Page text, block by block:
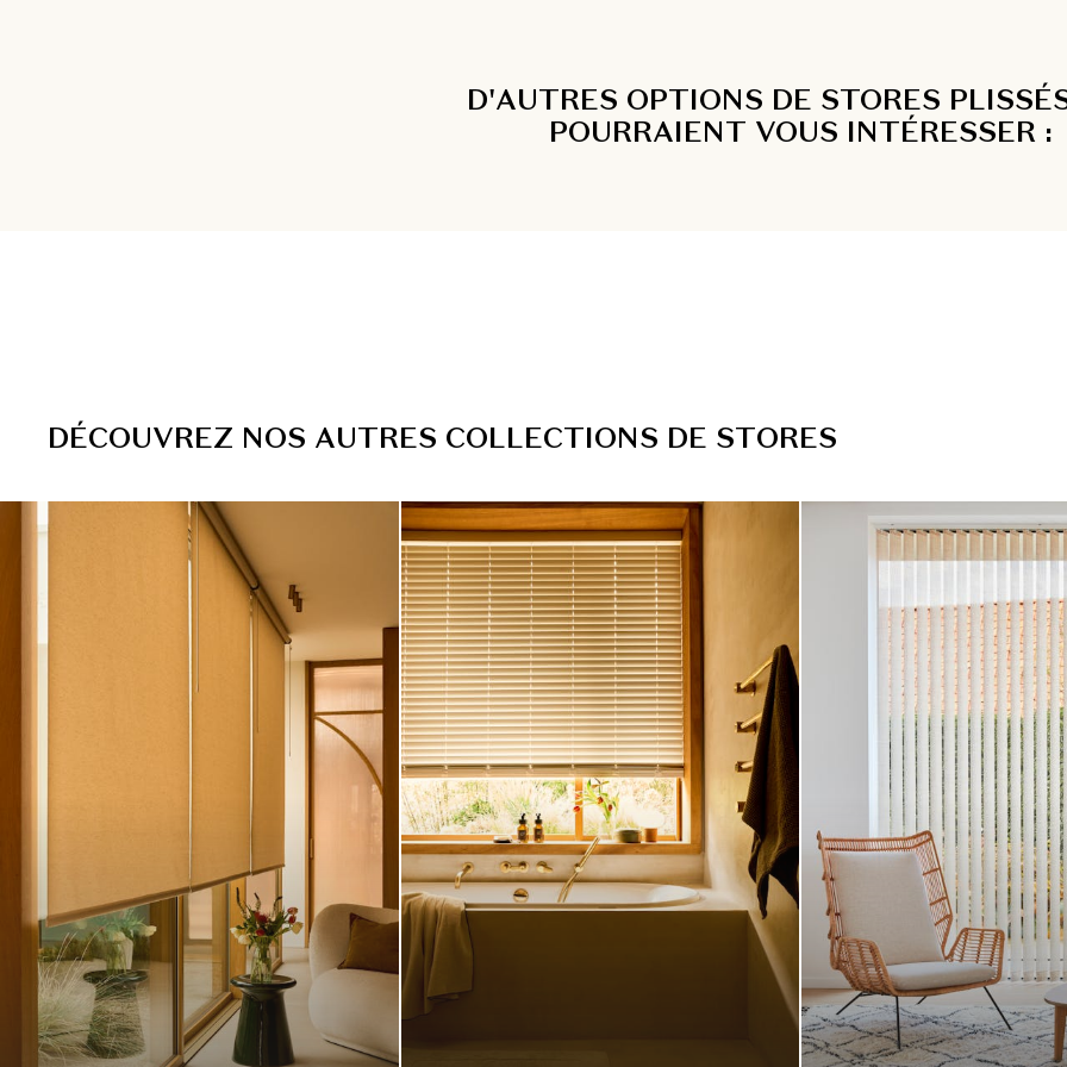
D'AUTRES OPTIONS DE STORES
POURRAIENT VOUS INTÉRESSER :
DÉCOUVREZ NOS AUTRES COLLECTIONS DE STORES